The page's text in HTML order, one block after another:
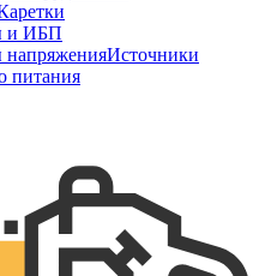
и ИБП
напряженияИсточники
питания